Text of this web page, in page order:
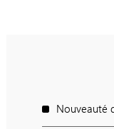
Nouveauté